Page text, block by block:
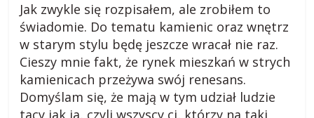
Jak zwykle się rozpisałem, ale zrobiłem to
świadomie. Do tematu kamienic oraz wnętrz
w starym stylu będę jeszcze wracał nie raz.
Cieszy mnie fakt, że rynek mieszkań w strych
kamienicach przeżywa swój renesans.
Domyślam się, że mają w tym udział ludzie